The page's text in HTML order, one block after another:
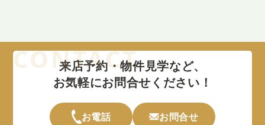
来店予約・物件見学など、
お気軽にお問合せください！
お電話 お問合せ